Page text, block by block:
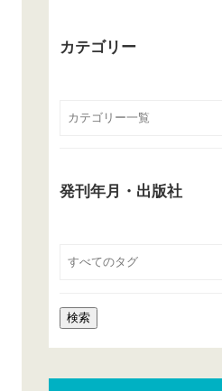
カテゴリー
発刊年月・出版社